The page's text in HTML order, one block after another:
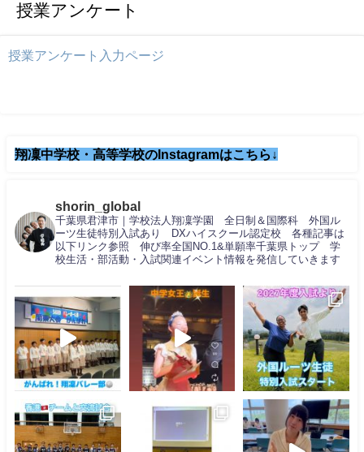
授業アンケート
授業アンケート入力ページ
翔凜中学校・高等学校のInstagramはこちら↓
shorin_global
千葉県君津市｜学校法人翔凜学園 全日制＆国際科 外国ル
ーツ生徒特別入試あり DXハイスクール認定校 各種記事は
以下リンク参照 伸び率全国NO.1&単願率千葉県トップ 学
校生活・部活動・入試関連イベント情報を発信していきます